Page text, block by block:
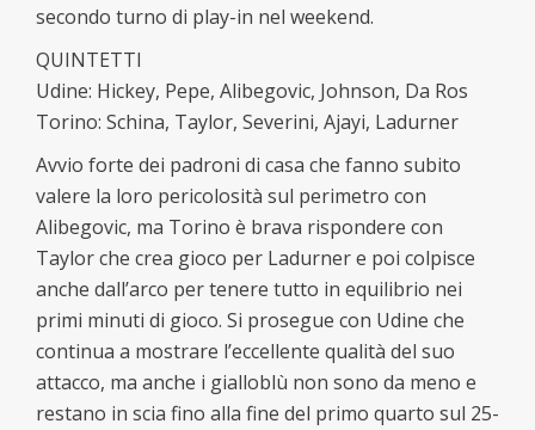
secondo turno di play-in nel weekend.
QUINTETTI
Udine: Hickey, Pepe, Alibegovic, Johnson, Da Ros
Torino: Schina, Taylor, Severini, Ajayi, Ladurner
Avvio forte dei padroni di casa che fanno subito
valere la loro pericolosità sul perimetro con
Alibegovic, ma Torino è brava rispondere con
Taylor che crea gioco per Ladurner e poi colpisce
anche dall’arco per tenere tutto in equilibrio nei
primi minuti di gioco. Si prosegue con Udine che
continua a mostrare l’eccellente qualità del suo
attacco, ma anche i gialloblù non sono da meno e
restano in scia fino alla fine del primo quarto sul 25-